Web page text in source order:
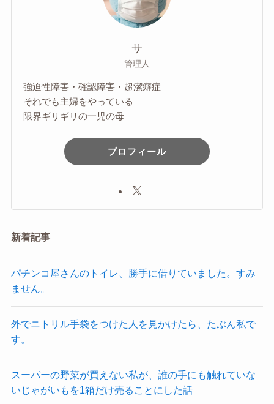
サ
管理人
強迫性障害・確認障害・超潔癖症
それでも主婦をやっている
限界ギリギリの一児の母
プロフィール
新着記事
パチンコ屋さんのトイレ、勝手に借りていました。すみ
ません。
外でニトリル手袋をつけた人を見かけたら、たぶん私で
す。
スーパーの野菜が買えない私が、誰の手にも触れていな
いじゃがいもを1箱だけ売ることにした話